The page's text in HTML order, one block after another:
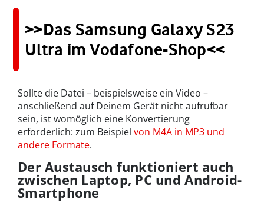
>>Das Samsung Galaxy S23
Ultra im Vodafone-Shop<<
Sollte die Datei – beispielsweise ein Video –
anschließend auf Deinem Gerät nicht aufrufbar
sein, ist womöglich eine Konvertierung
erforderlich: zum Beispiel von M4A in MP3 und
andere Formate.
Der Austausch funktioniert auch
zwischen Laptop, PC und Android-
Smartphone